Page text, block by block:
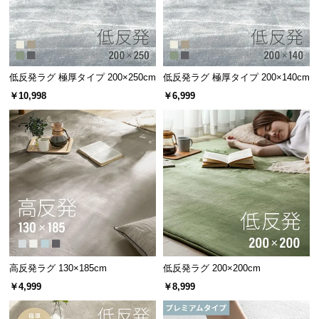
サ
ポ
ー
ト
お
知
ら
せ
グ
企
業
低反発ラグ 極厚タイプ 200×250cm
￥10,998
低反発ラグ 極厚タイプ 200×140cm
￥6,999
高反発ラグ 130×185cm
￥4,999
低反発ラグ 200×200cm
￥8,999